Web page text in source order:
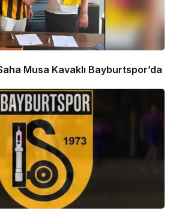
Musa Kavaklı Bayburtspor’da